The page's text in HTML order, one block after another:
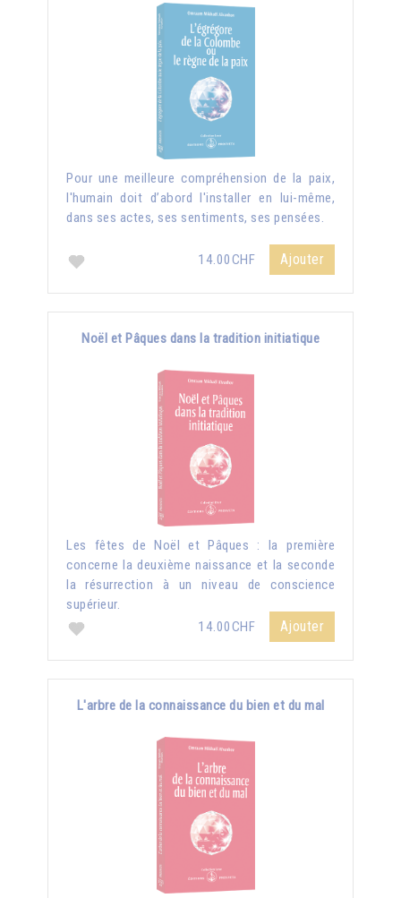
Pour une meilleure compréhension de la paix,
l'humain doit d’abord l'installer en lui-même,
dans ses actes, ses sentiments, ses pensées.
14.00CHF Ajouter
Noël et Pâques dans la tradition initiatique
Les fêtes de Noël et Pâques : la première
concerne la deuxième naissance et la seconde
la résurrection à un niveau de conscience
supérieur.
14.00CHF
Ajouter
L'arbre de la connaissance du bien et du mal